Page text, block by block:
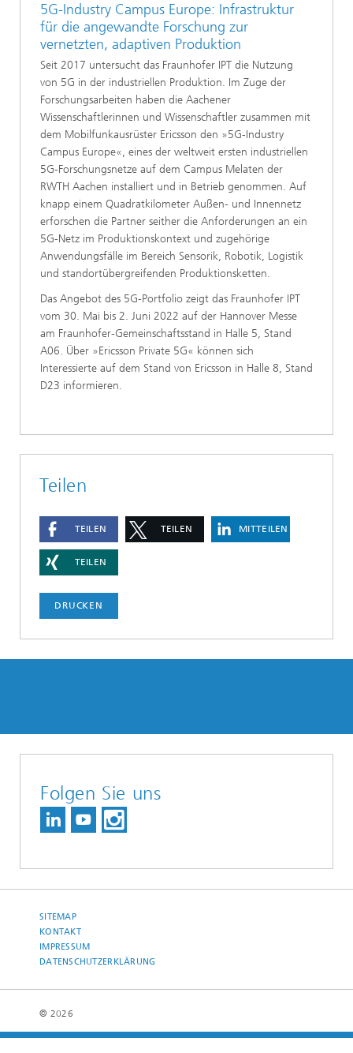
5G-Industry Campus Europe: Infrastruktur
für die angewandte Forschung zur
vernetzten, adaptiven Produktion
Seit 2017 untersucht das Fraunhofer IPT die Nutzung
von 5G in der industriellen Produktion. Im Zuge der
Forschungsarbeiten haben die Aachener
Wissenschaftlerinnen und Wissenschaftler zusammen mit
dem Mobilfunkausrüster Ericsson den »5G-Industry
Campus Europe«, eines der weltweit ersten industriellen
5G-Forschungsnetze auf dem Campus Melaten der
RWTH Aachen installiert und in Betrieb genommen. Auf
knapp einem Quadratkilometer Außen- und Innennetz
erforschen die Partner seither die Anforderungen an ein
5G-Netz im Produktionskontext und zugehörige
Anwendungsfälle im Bereich Sensorik, Robotik, Logistik
und standortübergreifenden Produktionsketten.
Das Angebot des 5G-Portfolio zeigt das Fraunhofer IPT
vom 30. Mai bis 2. Juni 2022 auf der Hannover Messe
am Fraunhofer-Gemeinschaftsstand in Halle 5, Stand
A06. Über »Ericsson Private 5G« können sich
Interessierte auf dem Stand von Ericsson in Halle 8, Stand
D23 informieren.
Teilen
TEILEN TEILEN MITTEILEN
TEILEN
DRUCKEN
Folgen Sie uns
SITEMAP
KONTAKT
IMPRESSUM
DATENSCHUTZERKLÄRUNG
© 2026